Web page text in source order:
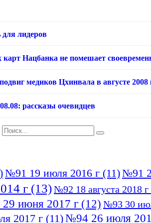
для лидеров
карт Нацбанка не помешает
медиков Цхинвала в августе 2008
рассказы очевидцев
№91 19 июля 2016 г (11)№91
г (13)№92 18 августа 2018 г
июня 2017 г (12) №93 30
2017 г (11)№94 26 июля